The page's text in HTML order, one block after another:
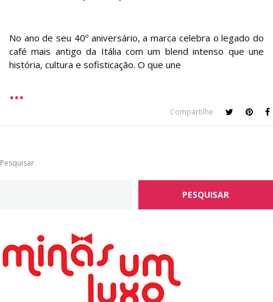
No ano de seu 40º aniversário, a marca celebra o legado do
café mais antigo da Itália com um blend intenso que une
história, cultura e sofisticação. O que une
Compartilhe
Pesquisar
PESQUISAR